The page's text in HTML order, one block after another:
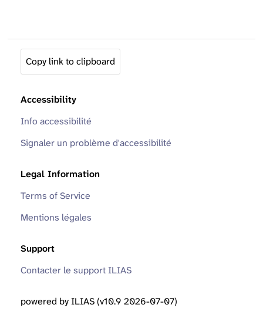
Copy link to clipboard
Accessibility
Info accessibilité
Signaler un problème d'accessibilité
Legal Information
Terms of Service
Mentions légales
Support
Contacter le support ILIAS
powered by ILIAS (v10.9 2026-07-07)